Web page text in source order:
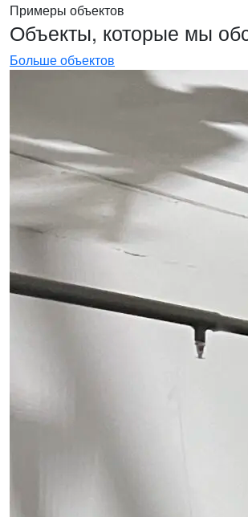
Примеры объектов
Объекты, которые мы
Больше объектов